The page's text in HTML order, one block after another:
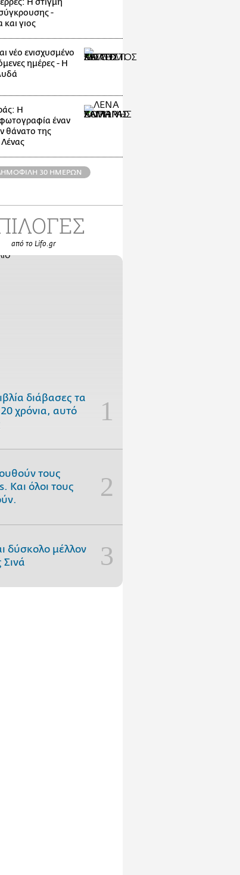
Η στιγμή
-
και γιος
νέο ενισχυσμένο
ημέρες - Η
Η
έναν
θάνατο της
30 ΗΜΕΡΩΝ
από το Lifo.gr
διάβασες τα
χρόνια, αυτό
τους
Και όλοι τους
δύσκολο μέλλον